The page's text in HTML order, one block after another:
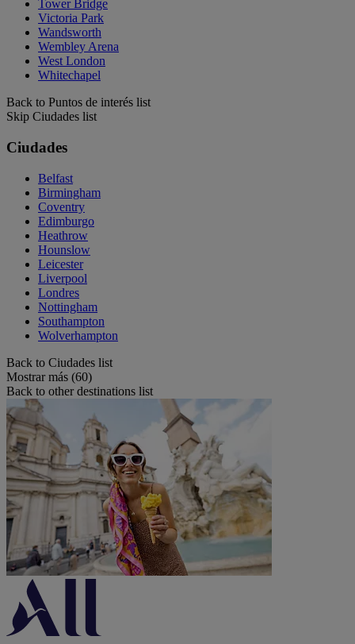
Tower Bridge
Victoria Park
Wandsworth
Wembley Arena
West London
Whitechapel
Back to Puntos de interés list
Skip Ciudades list
Ciudades
Belfast
Birmingham
Coventry
Edimburgo
Heathrow
Hounslow
Leicester
Liverpool
Londres
Nottingham
Southampton
Wolverhampton
Back to Ciudades list
Mostrar más (60)
Back to other destinations list